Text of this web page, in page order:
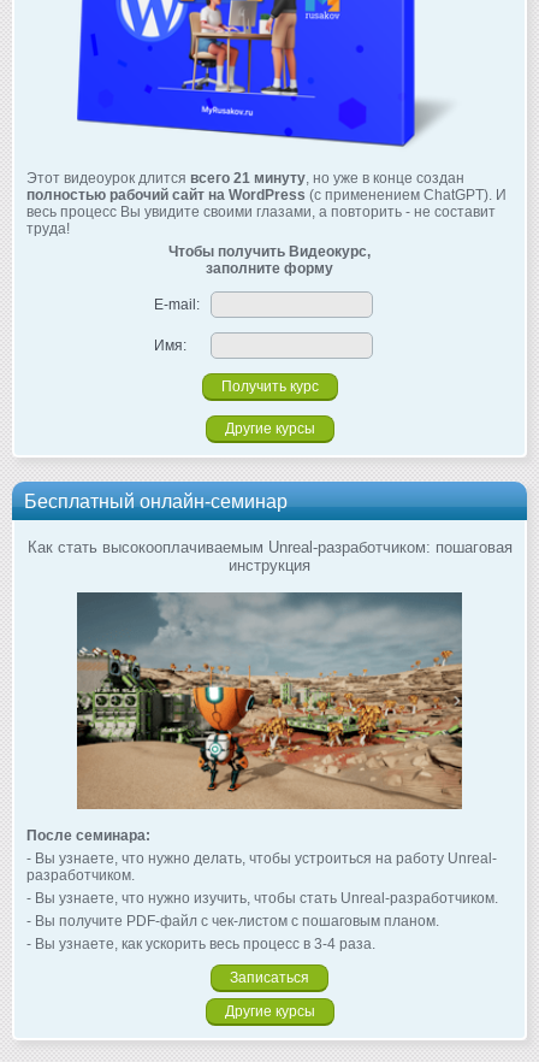
Этот видеоурок длится всего 21 минуту, но уже в конце создан
полностью рабочий сайт на WordPress (с применением ChatGPT). И
весь процесс Вы увидите своими глазами, а повторить - не составит
труда!
Чтобы получить Видеокурс,
заполните форму
E-mail:
Имя:
Другие курсы
Бесплатный онлайн-семинар
Как стать высокооплачиваемым Unreal-разработчиком: пошаговая
инструкция
После семинара:
- Вы узнаете, что нужно делать, чтобы устроиться на работу Unreal-
разработчиком.
- Вы узнаете, что нужно изучить, чтобы стать Unreal-разработчиком.
- Вы получите PDF-файл с чек-листом с пошаговым планом.
- Вы узнаете, как ускорить весь процесс в 3-4 раза.
Записаться
Другие курсы